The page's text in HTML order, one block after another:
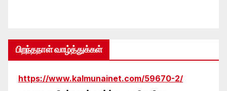
பிறந்தநாள் வாழ்த்துக்கள்
https://www.kalmunainet.com/59670-2/